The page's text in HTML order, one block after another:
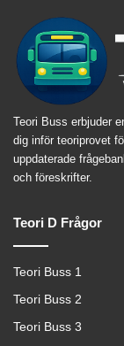
Teori Buss erbjuder
dig inför teoriprovet
uppdaterade
och föreskrifter.
Teori D Frågor
Teori Buss 1
Teori Buss 2
Teori Buss 3